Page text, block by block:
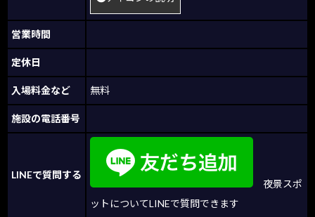
営業時間
定休日
入場料金など 無料
施設の電話番号
LINEで質問する
夜景スポ
ットについてLINEで質問できます